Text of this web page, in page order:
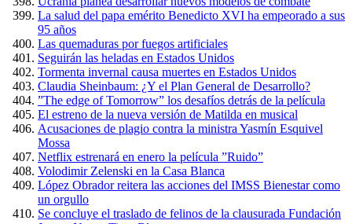
La salud del papa emérito Benedicto XVI ha empeorado a sus
95 años
Las quemaduras por fuegos artificiales
Seguirán las heladas en Estados Unidos
Tormenta invernal causa muertes en Estados Unidos
Claudia Sheinbaum: ¿Y el Plan General de Desarrollo?
”The edge of Tomorrow” los desafíos detrás de la película
El estreno de la nueva versión de Matilda en musical
Acusaciones de plagio contra la ministra Yasmín Esquivel
Mossa
Netflix estrenará en enero la película ”Ruido”
Volodimir Zelenski en la Casa Blanca
López Obrador reitera las acciones del IMSS Bienestar como
un orgullo
Se concluye el traslado de felinos de la clausurada Fundación